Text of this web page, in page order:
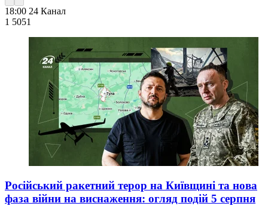
18:00 24 Канал
1 5051
Російський ракетний терор на Київщині та нова
фаза війни на виснаження: огляд подій 5 серпня